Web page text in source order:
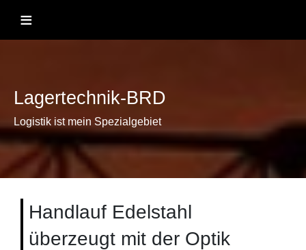
content
≡
Lagertechnik-BRD
Logistik ist mein Spezialgebiet
Handlauf Edelstahl
überzeugt mit der Optik